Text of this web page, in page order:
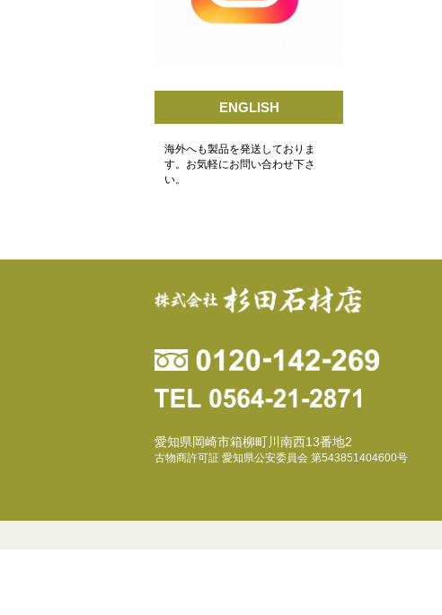
ENGLISH
海外へも製品を発送しておりま
す。お気軽にお問い合わせ下さ
い。
愛知県岡崎市箱柳町川南西13番地2
古物商許可証 愛知県公安委員会 第543851404600号